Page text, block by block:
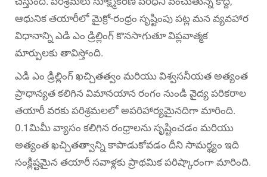
ఆధునిక తయారీలో మైక్రో-రంధ్రం సృష్టింపు పట్ల మన వ్యవహార
విధానాన్ని ఎడి ఎం డ్రిల్లింగ్ కొనసాగుతూ విప్లవాత్మక
మార్పులకు తావిస్తోంది.
ఎడి ఎం డ్రిల్లింగ్ ఖచ్చితత్వం మరియు విశ్వసనీయత అత్యంత
ప్రాధాన్యత కలిగిన విమానయాన రంగం నుండి వైద్య పరికరాల
తయారీ వరకు పరిశ్రమలలో అపరిహార్యమైనదిగా మారింది.
0.1మిమీ వ్యాసం కలిగిన రంధ్రాలను సృష్టించడం మరియు
అత్యంత ఖచ్చితత్వాన్ని కాపాడుకోవడం దీని సామర్థ్యం ఇది
సంక్లిష్టమైన తయారీ సవాళ్లకు ప్రాథమిక పరిష్కారంగా మారింది.